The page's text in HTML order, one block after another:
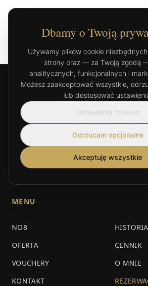
Dbamy o Twoją
Używamy plików cookie niezbędnych
strony oraz — za Twoją zgodą
analitycznych, funkcjonalnych i
Możesz zaakceptować wszystkie,
lub dostosować
Ustawienia cookies
Odrzucam opcjonalne
Akceptuję wszystkie
NO8 to przestrzeń stworzona z myślą o
i regeneracji. Łączymy profesjonalne
z holistycznym podejściem do zdrowia.
MENU
NO8
HISTORIA
OFERTA
CENNIK
VOUCHERY
O MNIE
KONTAKT